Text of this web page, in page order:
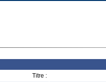
Titre :